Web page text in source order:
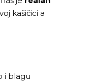
kašičici a
i blagu